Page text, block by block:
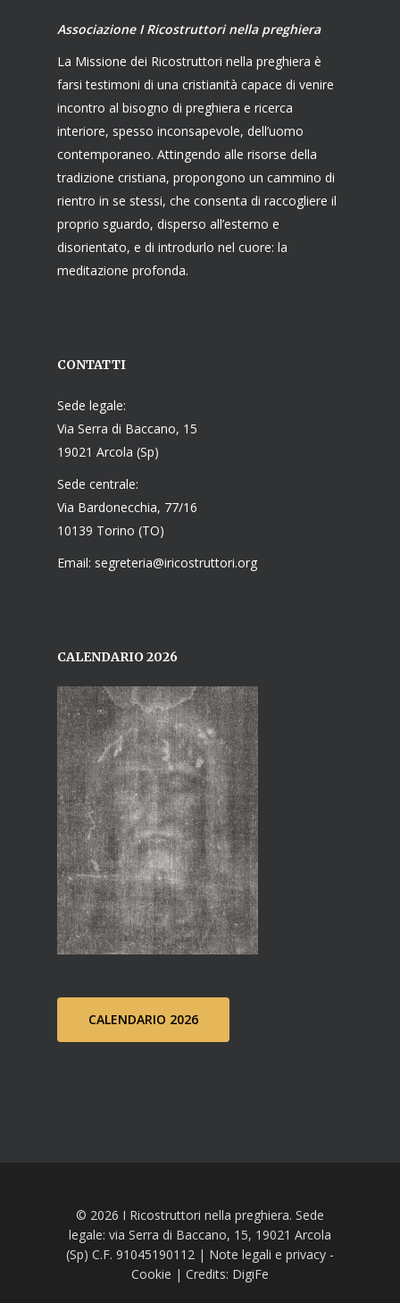
Associazione I Ricostruttori nella preghiera
La Missione dei Ricostruttori nella preghiera è
farsi testimoni di una cristianità capace di venire
incontro al bisogno di preghiera e ricerca
interiore, spesso inconsapevole, dell’uomo
contemporaneo. Attingendo alle risorse della
tradizione cristiana, propongono un cammino di
rientro in se stessi, che consenta di raccogliere il
proprio sguardo, disperso all’esterno e
disorientato, e di introdurlo nel cuore: la
meditazione profonda.
CONTATTI
Sede legale:
Via Serra di Baccano, 15
19021 Arcola (Sp)
Sede centrale:
Via Bardonecchia, 77/16
10139 Torino (TO)
Email: segreteria@iricostruttori.org
CALENDARIO 2026
CALENDARIO 2026
© 2026 I Ricostruttori nella preghiera. Sede
legale: via Serra di Baccano, 15, 19021 Arcola
(Sp) C.F. 91045190112 | Note legali e privacy -
Cookie | Credits: DigiFe